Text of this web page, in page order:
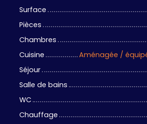
Surface
Pièces
Chambres
Cuisine
Aménagée /
Séjour
Salle de bains
WC
Chauffage